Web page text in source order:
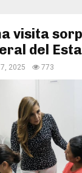
visita
del
2025 773